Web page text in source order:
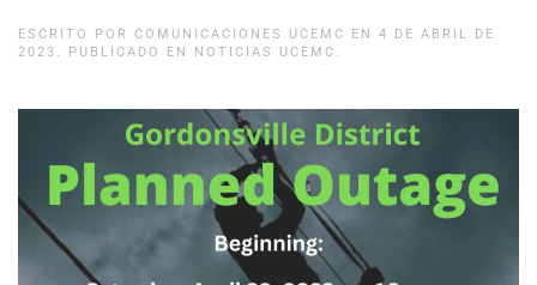
ESCRITO POR COMUNICACIONES UCEMC EN 4 DE ABRIL DE
2023 . PUBLICADO EN NOTICIAS UCEMC .